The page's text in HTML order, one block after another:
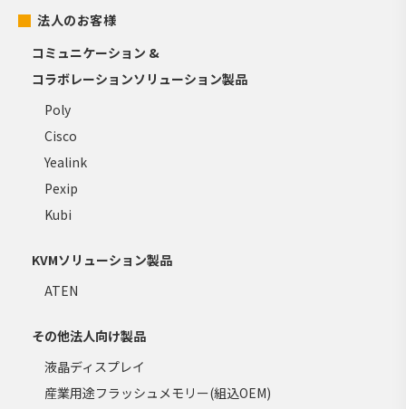
法人のお客様
コミュニケーション &
コラボレーションソリューション製品
Poly
Cisco
Yealink
Pexip
Kubi
KVMソリューション製品
ATEN
その他法人向け製品
液晶ディスプレイ
産業用途フラッシュメモリー(組込OEM)